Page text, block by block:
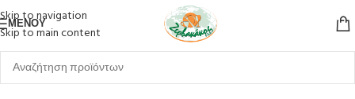
Skip to navigation
Skip to main content
ΜΕΝΟΎ